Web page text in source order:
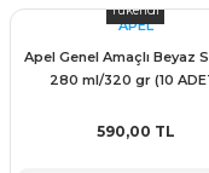
Tükendi
APEL
Apel Genel Amaçlı Beyaz
280 ml/320 gr (10
590,00 TL